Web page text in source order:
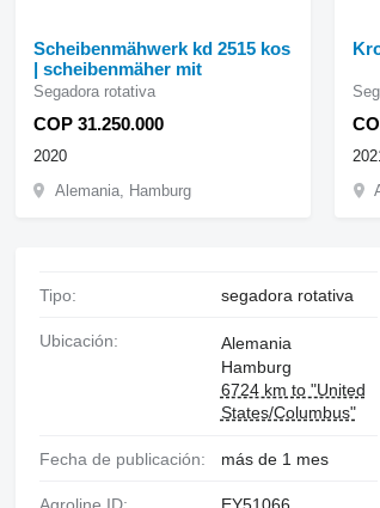
Scheibenmähwerk kd 2515 kos
| scheibenmäher mit
COP 31.250.000
Segadora rotativa
2020
Alemania, Hamburg
Tipo: segadora rotativa
Ubicación:
Alemania
Hamburg
6724 km to "United
States/Columbus"
Fecha de publicación: más de 1 mes
Agroline ID: EY51066